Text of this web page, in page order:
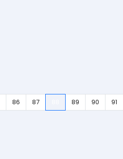
86 87 89 90 91